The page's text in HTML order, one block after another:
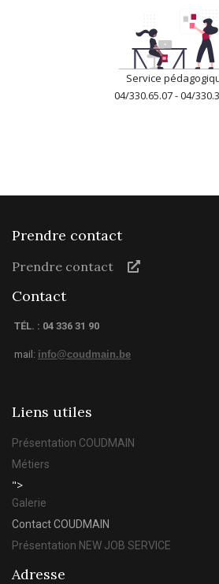
Service
04/330.65.07 - 04/
Prendre contact
Prendre contact
Contact
TÉL. : 04 336 31 90
mail: info@coudmain.be
Liens utiles
Présentation COUDMAIN
Métiers
">
Galerie
Contact COUDMAIN
Présentation NEW JOB SERVICE
Adresse